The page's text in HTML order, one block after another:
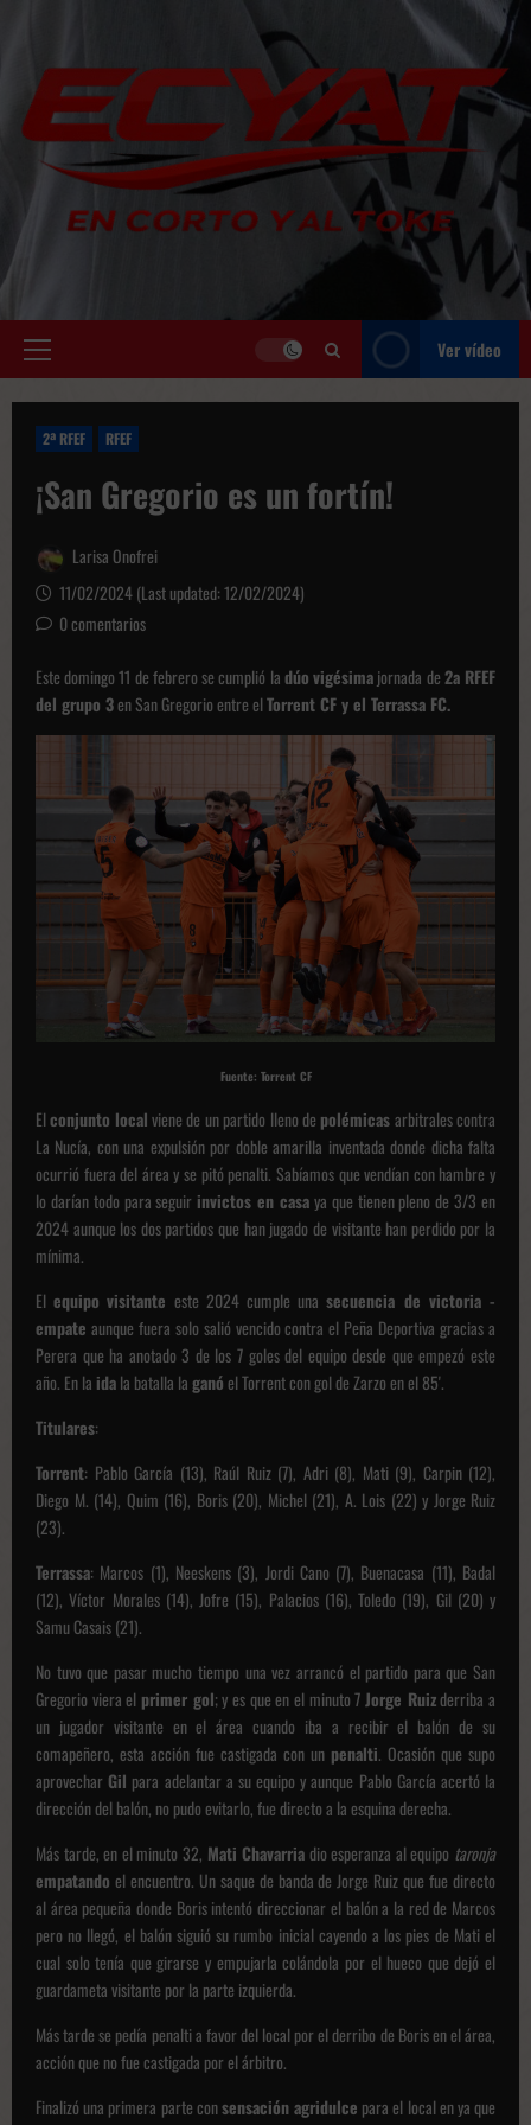
contenido
Menú
Ver vídeo
2ª RFEF RFEF
¡San Gregorio es un fortín!
Larisa Onofrei
11/02/2024 (Last updated: 12/02/2024)
0 comentarios
Este domingo 11 de febrero se cumplió ladúovigésimajornada de2a RFEF
del grupo 3en San Gregorio entre elTorrent CF y el Terrassa FC.
Fuente: Torrent CF
Elconjunto localviene de un partido lleno de polémicasarbitrales contra
La Nucía, con una expulsión por doble amarilla inventada donde dicha falta
ocurrió fuera del área y se pitó penalti. Sabíamos que vendían con hambre y
lo darían todo para seguir invictos en casaya que tienen pleno de 3/3 en
2024 aunque los dos partidos que han jugado de visitante han perdido por la
mínima.
Elequipo visitante este 2024 cumple unasecuencia de victoria -
empate aunque fuera solo salió vencido contra el Peña Deportiva gracias a
Perera que ha anotado 3 de los 7 goles del equipo desde que empezó este
año. En la idala batalla laganóel Torrent con gol de Zarzo en el 85'.
Titulares:
Torrent: Pablo García (13), Raúl Ruiz (7), Adri (8), Mati (9), Carpin (12),
Diego M. (14), Quim (16), Boris (20), Michel (21), A. Lois (22) y Jorge Ruiz
(23).
Terrassa: Marcos (1), Neeskens (3), Jordi Cano (7), Buenacasa (11), Badal
(12), Víctor Morales (14), Jofre (15), Palacios (16), Toledo (19), Gil (20) y
Samu Casais (21).
No tuvo que pasar mucho tiempo una vez arrancó el partido para que San
Gregorio viera el primer gol; y es que en el minuto 7Jorge Ruizderriba a
un jugador visitante en el área cuando iba a recibir el balón de su
comapeñero, esta acción fue castigada con un penalti. Ocasión que supo
aprovechar Gil para adelantar a su equipo y aunque Pablo García acertó la
dirección del balón, no pudo evitarlo, fue directo a la esquina derecha.
Más tarde, en el minuto 32, Mati Chavarriadio esperanza al equipo taronja
empatando el encuentro. Un saque de banda de Jorge Ruiz que fue directo
al área pequeña donde Boris intentó direccionar el balón a la red de Marcos
pero no llegó, el balón siguió su rumbo inicial cayendo a los pies de Mati el
cual solo tenía que girarse y empujarla colándola por el hueco que dejó el
guardameta visitante por la parte izquierda.
Más tarde se pedía penalti a favor del local por el derribo de Boris en el área,
acción que no fue castigada por el árbitro.
Finalizó una primera parte consensación agridulce para el local en ya que